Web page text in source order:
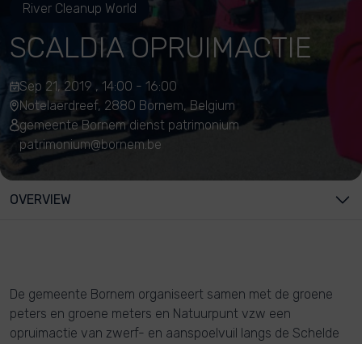
River Cleanup World
SCALDIA OPRUIMACTIE
Sep 21, 2019 , 14:00 - 16:00
Notelaerdreef, 2880 Bornem, Belgium
gemeente Bornem dienst patrimonium
patrimonium@bornem.be
OVERVIEW
De gemeente Bornem organiseert samen met de groene
peters en groene meters en Natuurpunt vzw een
opruimactie van zwerf- en aanspoelvuil langs de Schelde